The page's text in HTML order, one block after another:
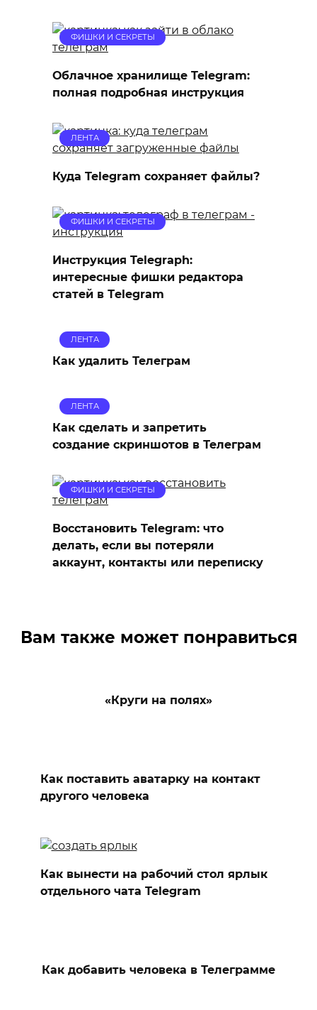
ФИШКИ И СЕКРЕТЫ
Облачное хранилище Telegram:
полная подробная инструкция
ЛЕНТА
Куда Telegram сохраняет файлы?
ФИШКИ И СЕКРЕТЫ
Инструкция Telegraph:
интересные фишки редактора
статей в Тelegram
ЛЕНТА
Как удалить Телеграм
ЛЕНТА
Как сделать и запретить
создание скриншотов в Телеграм
ФИШКИ И СЕКРЕТЫ
Восстановить Telegram: что
делать, если вы потеряли
аккаунт, контакты или переписку
Вам также может понравиться
«Круги на полях»
Как поставить аватарку на контакт
другого человека
Как вынести на рабочий стол ярлык
отдельного чата Telegram
Как добавить человека в Телеграмме